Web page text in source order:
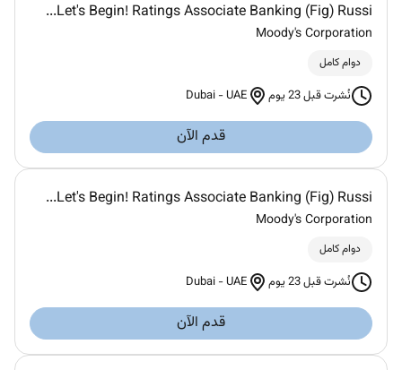
Let's Begin! Ratings Associate Banking (Fig) Russi...
Moody's Corporation
دوام كامل
نُشرت قبل 23 يوم Dubai -UAE
قدم الآن
Let's Begin! Ratings Associate Banking (Fig) Russi...
Moody's Corporation
دوام كامل
نُشرت قبل 23 يوم Dubai -UAE
قدم الآن